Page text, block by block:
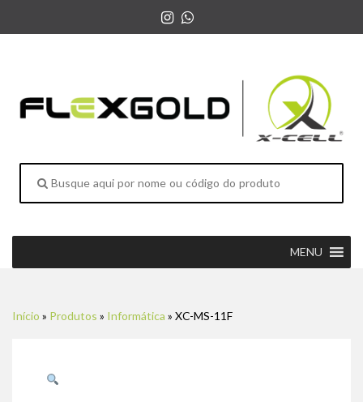
MENU
Início » Produtos » Informática » XC-MS-11F